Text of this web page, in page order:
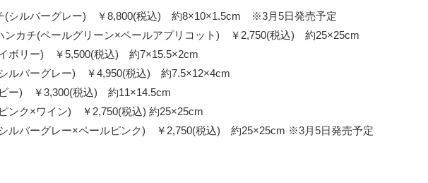
チ(シルバーグレー) ￥8,800(税込) 約8×10×1.5cm ※3月5日発売予定
ンカチ(ペールグリーン×ペールアプリコット) ￥2,750(税込) 約25×25cm
イボリー) ￥5,500(税込) 約7×15.5×2cm
シルバーグレー) ￥4,950(税込) 約7.5×12×4cm
ビー) ￥3,300(税込) 約11×14.5cm
ンク×ワイン) ￥2,750(税込) 約25×25cm
シルバーグレー×ペールピンク) ￥2,750(税込) 約25×25cm ※3月5日発売予定